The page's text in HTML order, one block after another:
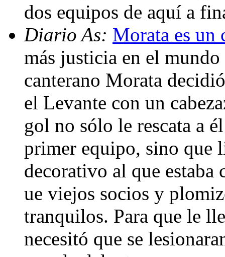
dos equipos de aquí a
Diario As: Morata es un
más justicia en el
canterano Morata
el Levante con un
gol no sólo le rescata a
primer equipo, sino que
decorativo al que estaba
ue viejos socios y
tranquilos. Para que le
necesitó que se